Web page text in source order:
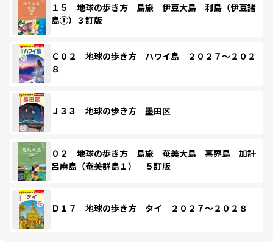
１５ 地球の歩き方 島旅 伊豆大島 利島（伊豆諸
島①）３訂版
Ｃ０２ 地球の歩き方 ハワイ島 ２０２７～２０２
８
Ｊ３３ 地球の歩き方 墨田区
０２ 地球の歩き方 島旅 奄美大島 喜界島 加計
呂麻島（奄美群島１） ５訂版
Ｄ１７ 地球の歩き方 タイ ２０２７～２０２８